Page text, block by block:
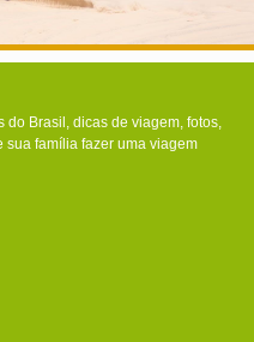
Brasil, dicas de viagem, fotos,
sua família fazer uma viagem